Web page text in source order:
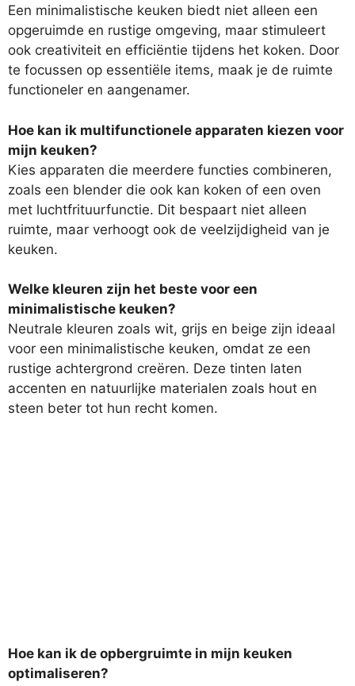
Een minimalistische keuken biedt niet alleen een
opgeruimde en rustige omgeving, maar stimuleert
ook creativiteit en efficiëntie tijdens het koken. Door
te focussen op essentiële items, maak je de ruimte
functioneler en aangenamer.
Hoe kan ik multifunctionele apparaten kiezen voor
mijn keuken?
Kies apparaten die meerdere functies combineren,
zoals een blender die ook kan koken of een oven
met luchtfrituurfunctie. Dit bespaart niet alleen
ruimte, maar verhoogt ook de veelzijdigheid van je
keuken.
Welke kleuren zijn het beste voor een
minimalistische keuken?
Neutrale kleuren zoals wit, grijs en beige zijn ideaal
voor een minimalistische keuken, omdat ze een
rustige achtergrond creëren. Deze tinten laten
accenten en natuurlijke materialen zoals hout en
steen beter tot hun recht komen.
Hoe kan ik de opbergruimte in mijn keuken
optimaliseren?